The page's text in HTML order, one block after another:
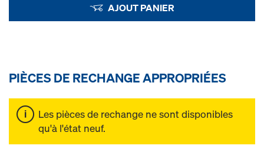
AJOUT PANIER
PIÈCES DE RECHANGE APPROPRIÉES
Les pièces de rechange ne sont disponibles
qu'à l'état neuf.